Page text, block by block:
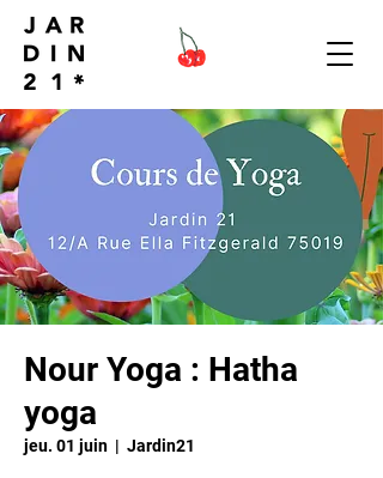
Nour Yoga : Hatha
yoga
jeu. 01 juin
  |
Jardin21